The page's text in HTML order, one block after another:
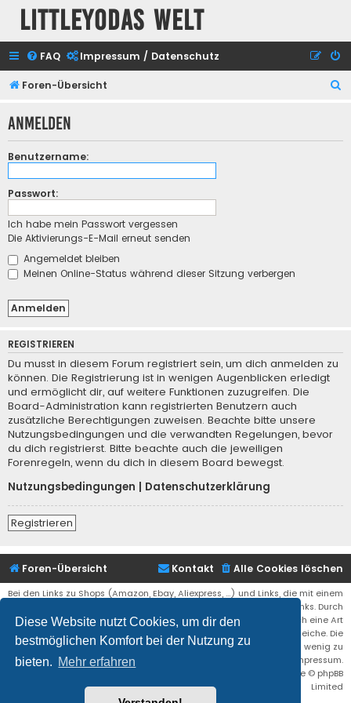
Diese Website nutzt Cookies, um dir den
bestmöglichen Komfort bei der Nutzung zu
bieten. Mehr erfahren
Littleyodas Welt
FAQ Impressum / Datenschutz
Foren-Übersicht
h
Anmelden
Benutzername:
Passwort:
Ich habe mein Passwort vergessen
Die Aktivierungs-E-Mail erneut senden
Angemeldet bleiben
Meinen Online-Status während dieser Sitzung verbergen
REGISTRIEREN
Du musst in diesem Forum registriert sein, um dich anmelden zu
können. Die Registrierung ist in wenigen Augenblicken erledigt
und ermöglicht dir, auf weitere Funktionen zuzugreifen. Die
Board-Administration kann registrierten Benutzern auch
zusätzliche Berechtigungen zuweisen. Beachte bitte unsere
Nutzungsbedingungen und die verwandten Regelungen, bevor
du dich registrierst. Bitte beachte auch die jeweiligen
Forenregeln, wenn du dich in diesem Board bewegst.
Nutzungsbedingungen
Datenschutzerklärung
Registrieren
Foren-Übersicht Alle Cookies löschen
Kontakt
Bei den Links zu Shops (Amazon, Ebay, Aliexpress, ...) und Links, die mit einem
Stern (*) markiert sind, kann es sich um sogenannte Affiliate Links. Durch
den Kauf eines Produktes über einen Affiliate Link erhälte ich eine Art
Umsatzbeteiligung gutgeschrieben. Für euch bleibt der Preis der gleiche. Die
Einnahmen helfen die Hostgebühren für diese Webseite ein wenig zu
reduzieren. Siehe auch das Impressum.
® Forum Software © phpBB
Limited